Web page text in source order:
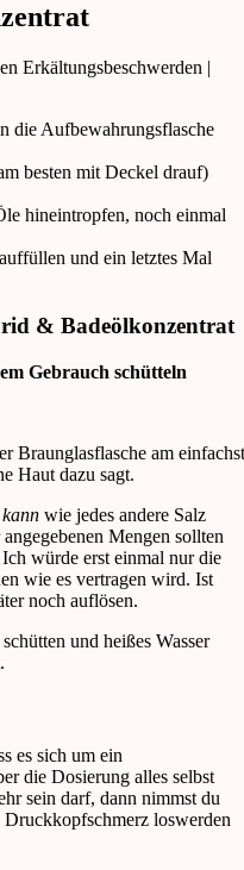
die Aufbewahrungsflasche
besten mit Deckel drauf)
hineintropfen, noch einmal
und ein letztes Mal
& Badeölkonzentrat
Gebrauch schütteln
Braunglasflasche am
Haut dazu sagt.
kann wie jedes andere Salz
Mengen sollten
würde erst einmal nur die
wie es vertragen wird. Ist
noch auflösen.
und heißes Wasser
es sich um ein
die Dosierung alles selbst
sein darf, dann nimmst du
loswerden